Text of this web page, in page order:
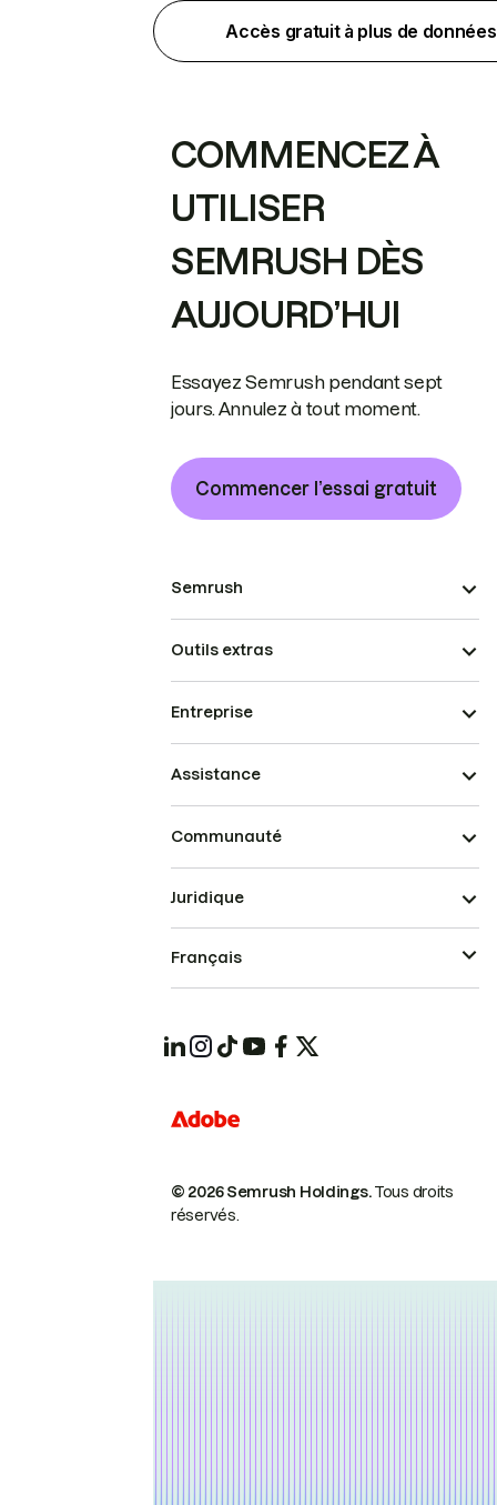
Accès gratuit à plus de données
COMMENCEZ À
UTILISER
SEMRUSH DÈS
AUJOURD’HUI
Essayez Semrush pendant sept
jours. Annulez à tout moment.
Commencer l’essai gratuit
Semrush
Outils extras
Entreprise
Assistance
Communauté
© 2026 Semrush Holdings.Tous droits
réservés.
Juridique
Français